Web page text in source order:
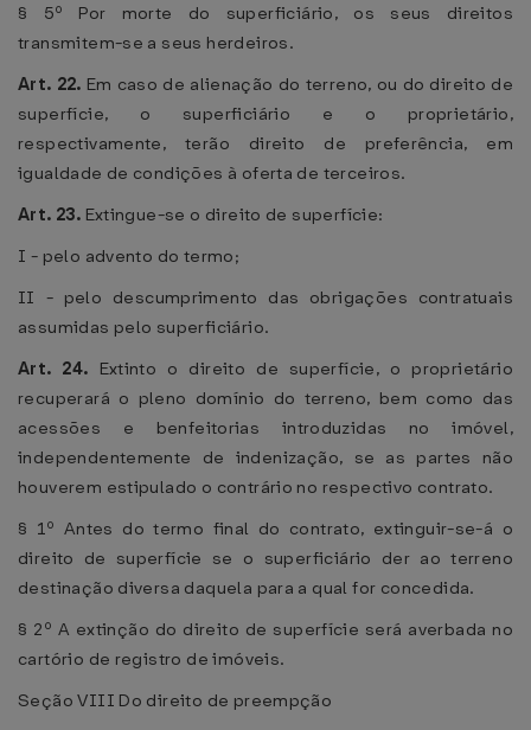
§ 5º Por morte do superficiário, os seus direitos
transmitem-se a seus herdeiros.
Art. 22. Em caso de alienação do terreno, ou do direito de
superfície, o superficiário e o proprietário,
respectivamente, terão direito de preferência, em
igualdade de condições à oferta de terceiros.
Art. 23. Extingue-se o direito de superfície:
I - pelo advento do termo;
II - pelo descumprimento das obrigações contratuais
assumidas pelo superficiário.
Art. 24. Extinto o direito de superfície, o proprietário
recuperará o pleno domínio do terreno, bem como das
acessões e benfeitorias introduzidas no imóvel,
independentemente de indenização, se as partes não
houverem estipulado o contrário no respectivo contrato.
§ 1º Antes do termo final do contrato, extinguir-se-á o
direito de superfície se o superficiário der ao terreno
destinação diversa daquela para a qual for concedida.
§ 2º A extinção do direito de superfície será averbada no
cartório de registro de imóveis.
Seção VIII Do direito de preempção